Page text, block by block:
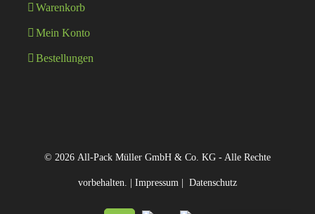
Warenkorb
Mein Konto
Bestellungen
© 2026 All-Pack Müller GmbH & Co. KG - Alle Rechte
vorbehalten. | Impressum | Datenschutz